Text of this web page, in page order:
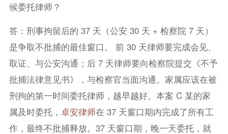
候委托律师？
答：刑事拘留后的 37 天（公安 30 天 + 检察院 7 天）
是争取不批捕的最佳窗口。 前 30 天律师要完成会见、
取证、与公安沟通；后 7 天律师要向检察院提交《不予
批捕法律意见书》，与检察官当面沟通。家属应该在被
刑拘的第一时间委托律师，越早越好。本案 C 某的家
属及时委托， 卓安律师在 37 天窗口期内完成了所有工
作，最终不批捕释放。37 天窗口期，晚一天委托，就